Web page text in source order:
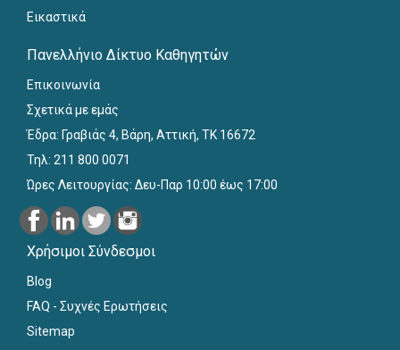
Εικαστικά
Πανελλήνιο Δίκτυο Καθηγητών
Επικοινωνία
Σχετικά με εμάς
Έδρα: Γραβιάς 4, Βάρη, Αττική, ΤΚ 16672
Τηλ: 211 800 0071
Ώρες Λειτουργίας: Δευ-Παρ 10:00 έως 17:00
Χρήσιμοι Σύνδεσμοι
Blog
FAQ - Συχνές Ερωτήσεις
Sitemap